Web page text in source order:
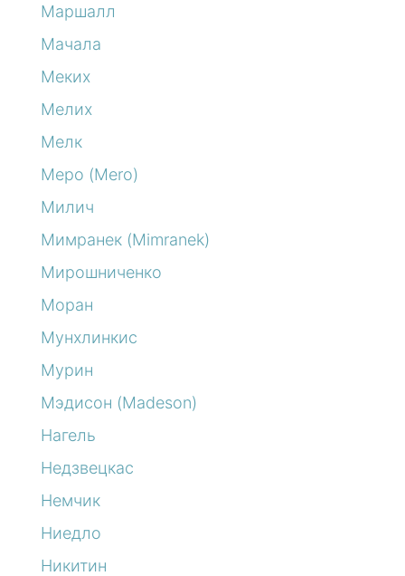
Маршалл
Мачала
Меких
Мелих
Мелк
Меро (Mero)
Милич
Мимранек (Mimranek)
Мирошниченко
Моран
Мунхлинкис
Мурин
Мэдисон (Madeson)
Нагель
Недзвецкас
Немчик
Ниедло
Никитин